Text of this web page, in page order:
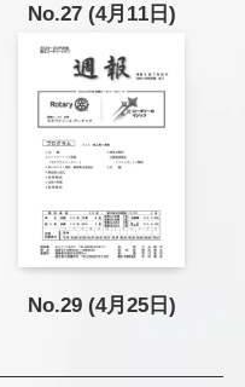
No.27 (4月11日)
No.29 (4月25日)